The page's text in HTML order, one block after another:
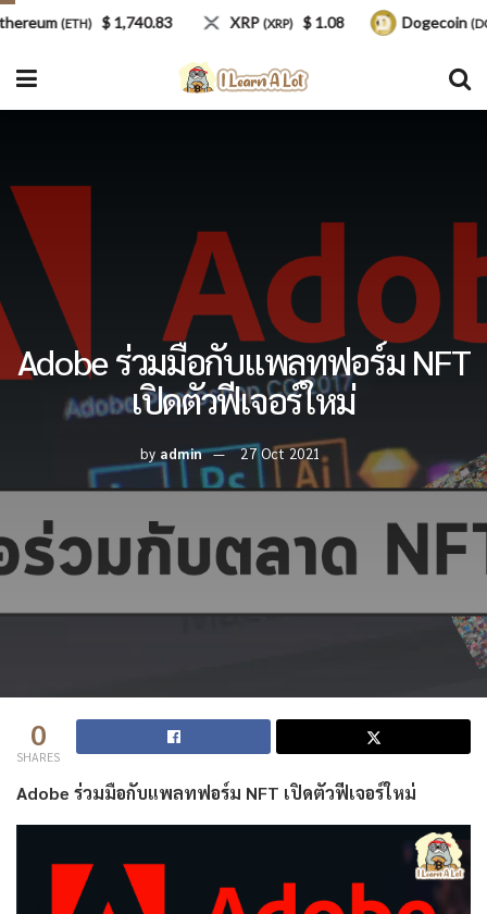
Adobe ร่วมมือกับแพลทฟอร์ม NFT
เปิดตัวฟีเจอร์ใหม่
by admin 27 Oct 2021
0
SHARES
Adobe ร่วมมือกับแพลทฟอร์ม NFT เปิดตัวฟีเจอร์ใหม่
(ETH) $ 1,740.83 XRP(XRP) $ 1.08 Dogecoin